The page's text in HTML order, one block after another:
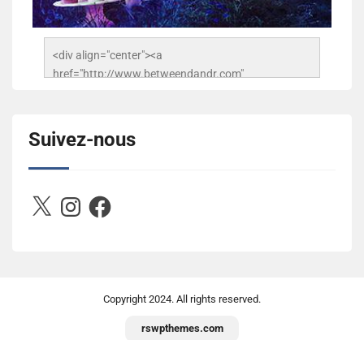
<div align="center"><a
href="http://www.betweendandr.com"
503716673157532-2788222864243652657-n.jpg"
alt="Between D&R" style="border:none;" /></a>
</div>
Suivez-nous
X InstagramFacebook
Copyright 2024. All rights reserved.
rswpthemes.com